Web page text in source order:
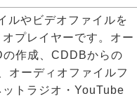
ルやビデオファイルを
プレイヤーです。オー
作成、CDDBからの
オーディオファイルフ
トラジオ・YouTube